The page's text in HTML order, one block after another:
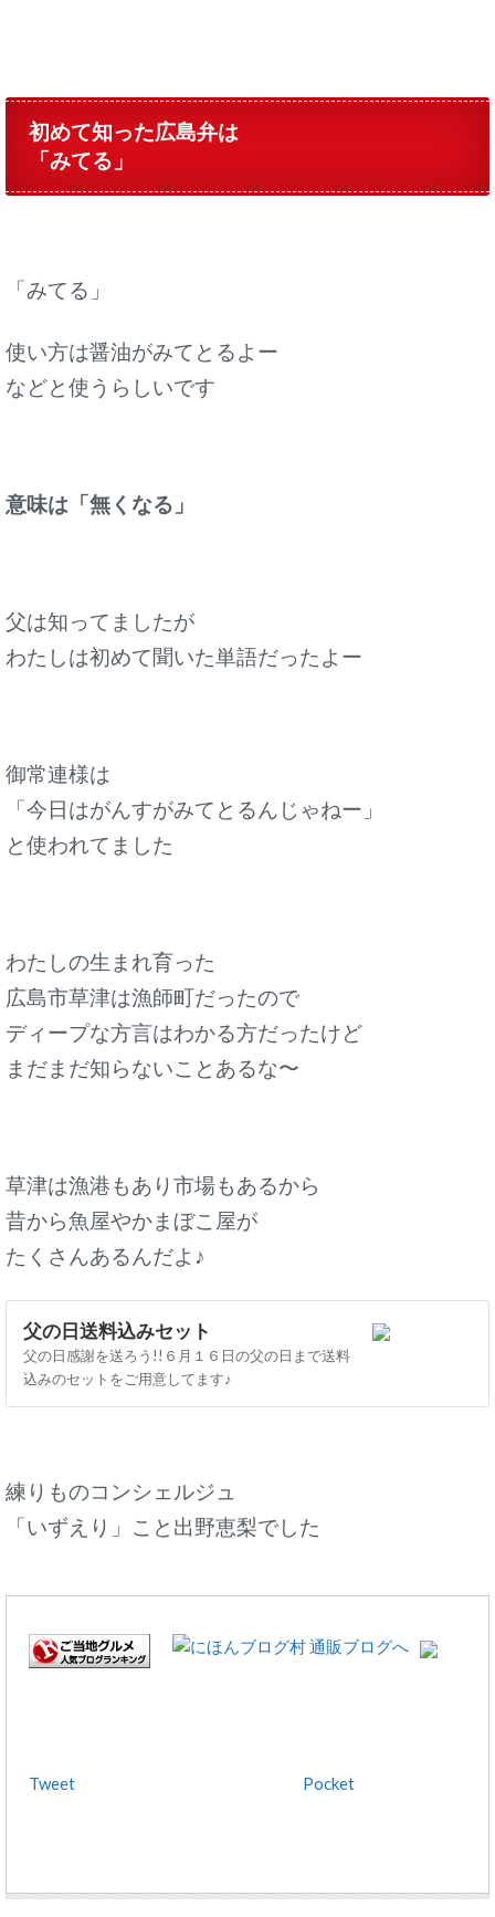
初めて知った広島弁は
「みてる」
「みてる」
使い方は醤油がみてとるよー
などと使うらしいです
意味は「無くなる」
父は知ってましたが
わたしは初めて聞いた単語だったよー
御常連様は
「今日はがんすがみてとるんじゃねー」
と使われてました
わたしの生まれ育った
広島市草津は漁師町だったので
ディープな方言はわかる方だったけど
まだまだ知らないことあるな〜
草津は漁港もあり市場もあるから
昔から魚屋やかまぼこ屋が
たくさんあるんだよ♪
父の日送料込みセット
父の日感謝を送ろう!!６月１６日の父の日まで送料
込みのセットをご用意してます♪
練りものコンシェルジュ
「いずえり」こと出野恵梨でした
Tweet Pocket